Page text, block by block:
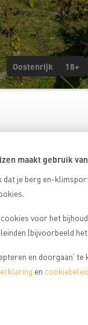
maakt gebruik
dat je berg en-
voor het
(bijvoorbeeld
en doorgaan’
en
Oostenrijk 18+